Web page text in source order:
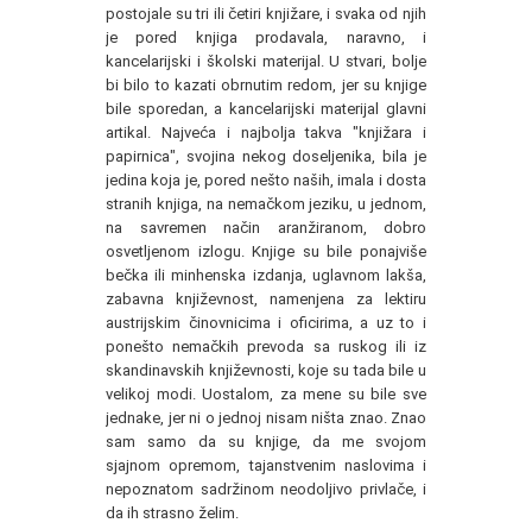
postojale su tri ili četiri knjižare, i svaka od njih
je pored knjiga prodavala, naravno, i
kancelarijski i školski materijal. U stvari, bolje
bi bilo to kazati obrnutim redom, jer su knjige
bile sporedan, a kancelarijski materijal glavni
artikal. Najveća i najbolja takva "knjižara i
papirnica", svojina nekog doseljenika, bila je
jedina koja je, pored nešto naših, imala i dosta
stranih knjiga, na nemačkom jeziku, u jednom,
na savremen način aranžiranom, dobro
osvetljenom izlogu. Knjige su bile ponajviše
bečka ili minhenska izdanja, uglavnom lakša,
zabavna književnost, namenjena za lektiru
austrijskim činovnicima i oficirima, a uz to i
ponešto nemačkih prevoda sa ruskog ili iz
skandinavskih književnosti, koje su tada bile u
velikoj modi. Uostalom, za mene su bile sve
jednake, jer ni o jednoj nisam ništa znao. Znao
sam samo da su knjige, da me svojom
sjajnom opremom, tajanstvenim naslovima i
nepoznatom sadržinom neodoljivo privlače, i
da ih strasno želim.